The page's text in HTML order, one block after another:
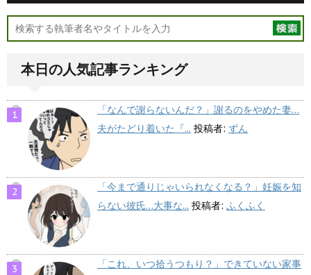
本日の人気記事ランキング
「なんで謝らないんだ？」謝るのをやめた妻…
夫がたどり着いた『... 投稿者: ずん
「今まで通りじゃいられなくなる？」妊娠を知
らない彼氏…大事な... 投稿者: ふくふく
「これ、いつ拾うつもり？」できていない家事